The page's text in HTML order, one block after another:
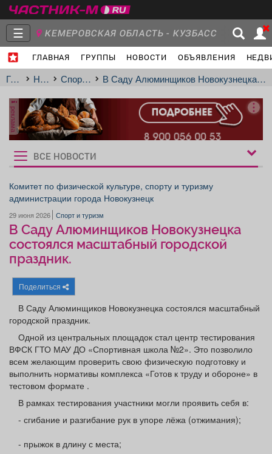
☰ КЕМЕРОВСКАЯ ОБЛАСТЬ - КУЗБАСС
ГЛАВНАЯ ГРУППЫ НОВОСТИ ОБЪЯВЛЕНИЯ
Главная
Группы Новости
Объявления Недвижимость Услуги
Афиша
Товары Поздравления Погода
Я - пенсионер
ГлавнаяНовостиСпорт и туризм В Саду Алюминщиков Новокузнецка состоялся масштабный городской праздник.
реклама
Рукбрики
новостей
ВСЕ НОВОСТИ
Комитет по физической культуре, спорту и туризму
администрации города Новокузнецк
29 июня 2026 Спорт и туризм
В Саду Алюминщиков Новокузнецка
состоялся масштабный городской
праздник.
Поделиться
В Саду Алюминщиков Новокузнецка состоялся масштабный
городской праздник.
Одной из центральных площадок стал центр тестирования
ВФСК ГТО МАУ ДО «Спортивная школа №2». Это позволило
всем желающим проверить свою физическую подготовку и
выполнить нормативы комплекса «Готов к труду и обороне» в
тестовом формате .
В рамках тестирования участники могли проявить себя в:
- сгибание и разгибание рук в упоре лёжа (отжимания);
- прыжок в длину с места;